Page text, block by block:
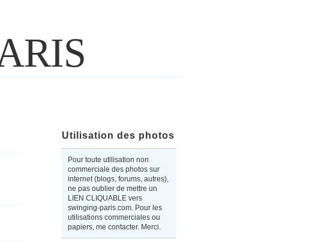
Utilisation des photos
Pour toute utilisation non
commerciale des photos sur
internet (blogs, forums, autres),
ne pas oublier de mettre un
LIEN CLIQUABLE vers
swinging-paris.com. Pour les
utilisations commerciales ou
papiers, me contacter. Merci.